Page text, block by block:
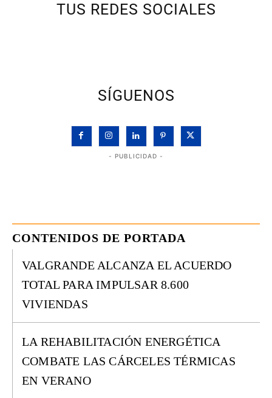
TUS REDES SOCIALES
SÍGUENOS
- PUBLICIDAD -
CONTENIDOS DE PORTADA
VALGRANDE ALCANZA EL ACUERDO
TOTAL PARA IMPULSAR 8.600
VIVIENDAS
LA REHABILITACIÓN ENERGÉTICA
COMBATE LAS CÁRCELES TÉRMICAS
EN VERANO